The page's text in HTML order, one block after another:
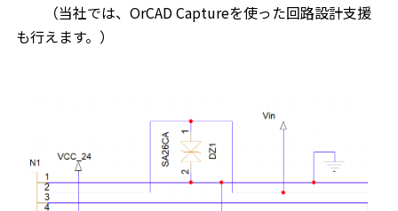
（当社では、OrCAD Captureを使った回路設計支援
も行えます。）